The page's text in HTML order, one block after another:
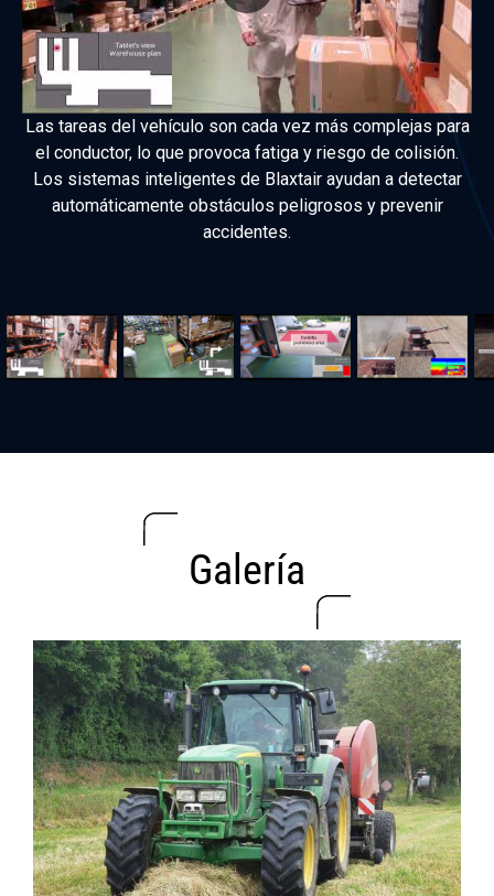
Las tareas del vehículo son cada vez más complejas para
el conductor, lo que provoca fatiga y riesgo de colisión.
Los sistemas inteligentes de Blaxtair ayudan a detectar
automáticamente obstáculos peligrosos y prevenir
accidentes.
Galería